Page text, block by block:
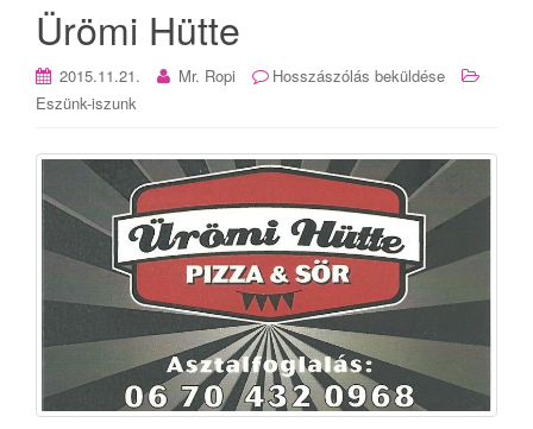
i
Ürömi Hütte
2015.11.21. Mr. Ropi
Hosszászólás beküldése
Eszünk-iszunk